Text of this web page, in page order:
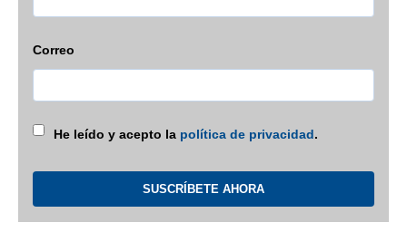
Correo
He leído y acepto la política de privacidad.